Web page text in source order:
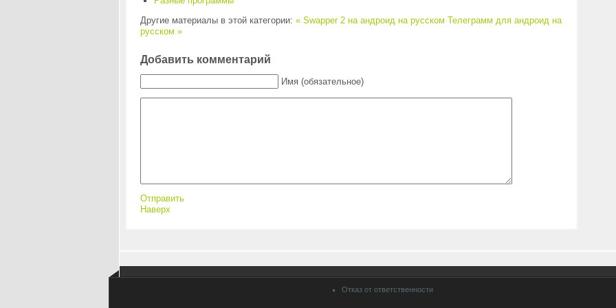
Другие материалы в этой категории: « Swapper 2 на андроид на русском Телеграмм для андроид на
русском »
Добавить комментарий
Имя (обязательное)
Отправить
Наверх
Отказ от ответственности